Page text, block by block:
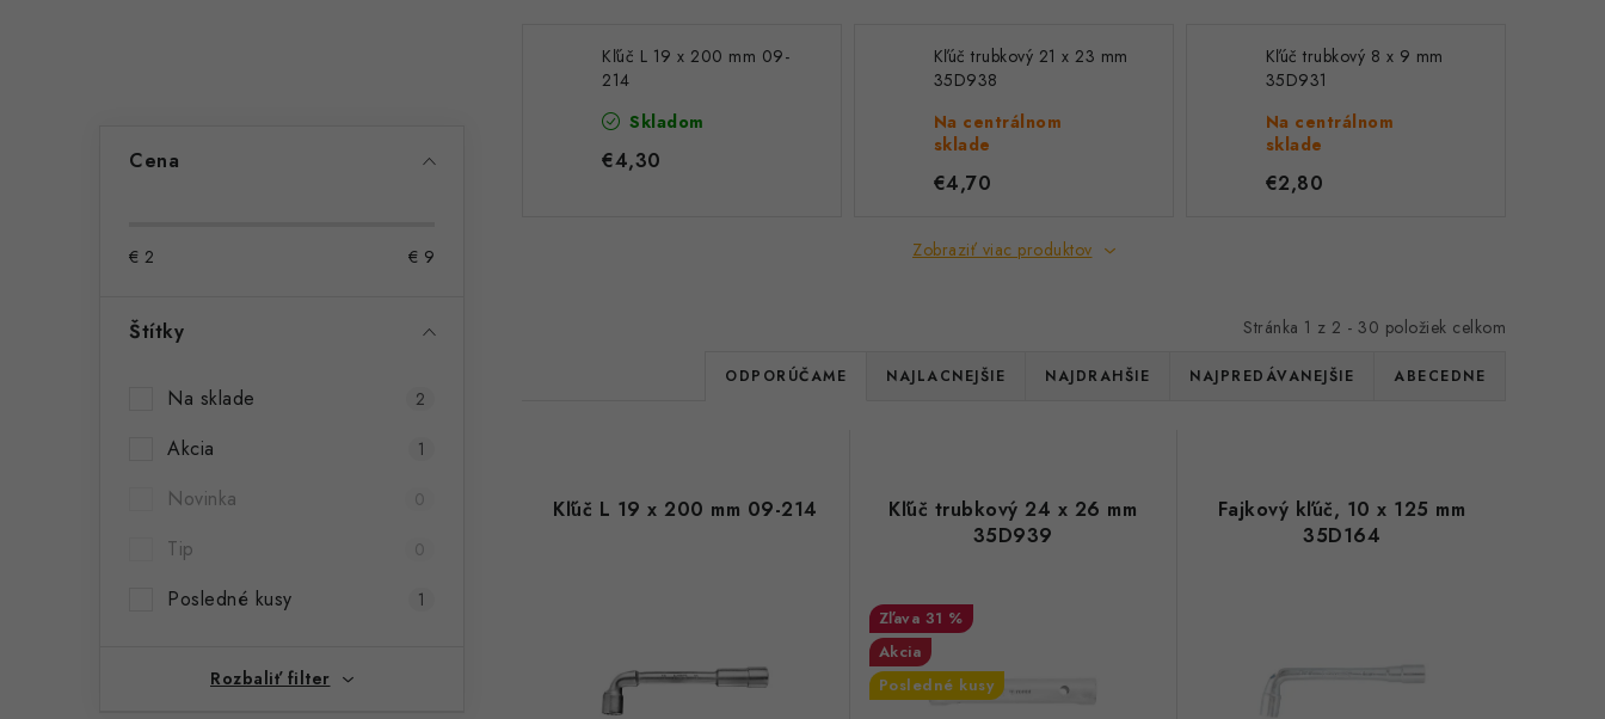
Cena
€ 2 € 9
Štítky
Na sklade 2
Akcia 1
Novinka 0
Tip 0
Posledné kusy 1
Rozbaliť filter
Kľúč L 19 x 200 mm 09-
214
Skladom
€4,30
Kľúč trubkový 21 x 23 mm
35D938
Na centrálnom
sklade
€4,70
Kľúč trubkový 8 x 9 mm
35D931
Na centrálnom
sklade
€2,80
Zobraziť viac produktov
Stránka 1 z 2 - 30 položiek celkom
R
e
p
ODPORÚČAME NAJLACNEJŠIE NAJDRAHŠIE NAJPREDÁVANEJŠIE ABECEDNE
Kľúč L 19 x 200 mm 09-214
Kľúč trubkový 24 x 26 mm
35D939
31 %
Akcia
Posledné kusy
Fajkový kľúč, 10 x 125 mm
35D164